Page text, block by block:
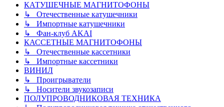
КАТУШЕЧНЫЕ МАГНИТОФОНЫ
↳ Отечественные катушечники
↳ Импортные катушечники
↳ Фан-клуб AKAI
КАССЕТНЫЕ МАГНИТОФОНЫ
↳ Отечественные кассетники
↳ Импортные кассетники
ВИНИЛ
↳ Проигрыватели
↳ Носители звукозаписи
ПОЛУПРОВОДНИКОВАЯ ТЕХНИКА